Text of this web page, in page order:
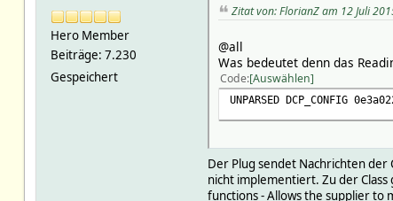
Hero Member
Beiträge: 7.230
Gespeichert
Zitat von: FlorianZ am 12 Juli
@all
Was bedeutet denn das
Code Auswählen
UNPARSED DCP_CONFIG
Der Plug sendet Nachrichten der
nicht implementiert. Zu der
functions - Allows the supplier